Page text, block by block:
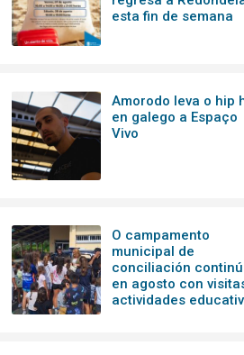
esta fin de semana
Amorodo leva o hip
en galego a Espaço
Vivo
O campamento
municipal de
conciliación
en agosto con
actividades